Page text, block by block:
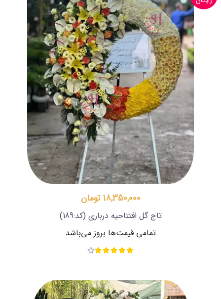
18,350,000 تومان
تاج گل افتتاحیه درباری (کد:189)
تمامی قیمت‌ها بروز می‌باشد